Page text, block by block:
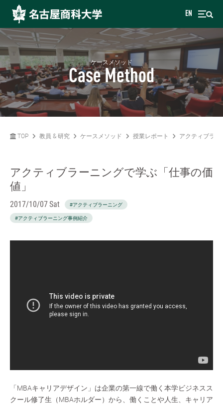
EN
ケースメソッド
Case Method
TOP 教員 & 研究 ケースメソッド 授業レポート アクティブラ
アクティブラーニングで学ぶ「仕事の価
値」
2017/10/07 Sat #アクティブラーニング
#アクティブラーニング事例紹介
「MBAキャリアデザイン」は企業の第一線で働く本学ビジネスス
クール修了生（MBAホルダー）から、働くことや人生、キャリア